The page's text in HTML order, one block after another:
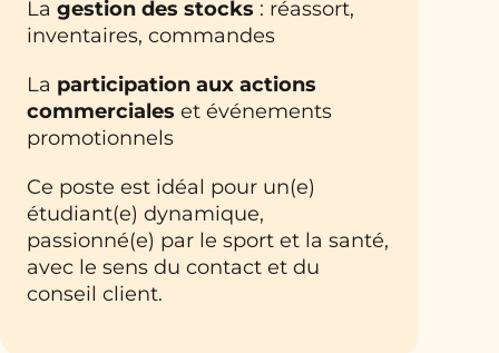
La gestion des stocks : réassort,
inventaires, commandes
La participation aux actions
commerciales et événements
promotionnels
Ce poste est idéal pour un(e)
étudiant(e) dynamique,
passionné(e) par le sport et la santé,
avec le sens du contact et du
conseil client.